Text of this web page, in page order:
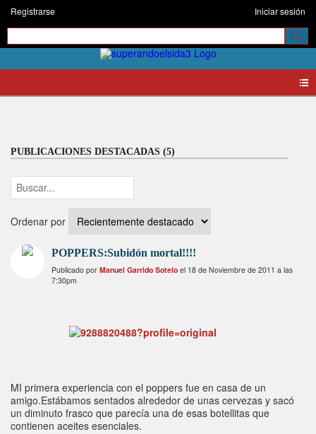
Registrarse Iniciar sesión
PUBLICACIONES DESTACADAS (5)
Ordenar por
POPPERS:Subidón mortal!!!!
Publicado por Manuel Garrido Sotelo el 18 de Noviembre de 2011 a las
7:30pm
MI primera experiencia con el poppers fue en casa de un
amigo.Estábamos sentados alrededor de unas cervezas y sacó
un diminuto frasco que parecía una de esas botellitas que
contienen aceites esenciales.